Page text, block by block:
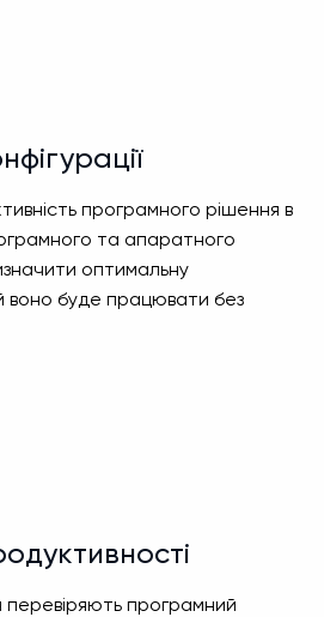
програмного рішення в
та апаратного
оптимальну
воно буде працювати без
перевіряють програмний